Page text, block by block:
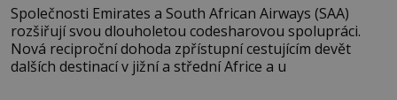
Společnosti Emirates a South African Airways (SAA)
rozšiřují svou dlouholetou codesharovou spolupráci.
Nová reciproční dohoda zpřístupní cestujícím devět
dalších destinací v jižní a střední Africe a u